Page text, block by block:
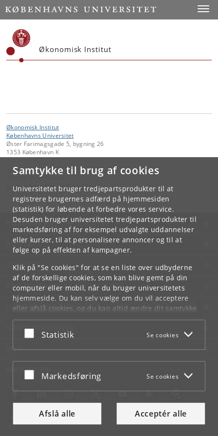
Samtykke til brug af cookies
Universitetet bruger tredjepartsprodukter til at
registrere brugernes adfærd på hjemmesiden
(statistik) for løbende at forbedre vores service.
Desuden bruger universitetet tredjepartsprodukter til
markedsføring af for eksempel udvalgte uddannelser
eller kurser, til at personalisere annoncer og til at
følge op på effekten af kampagner.
Klik på "Se cookies" for at se en liste over udbyderne
af de forskellige cookies, som kan blive gemt på din
computer eller mobil, når du bruger universitetets
hjemmeside. Du kan selv vælge om du vil acceptere
eller afslå cookies, og du kan altid ændre dit samtykke
underCookie- og privatlivspolitiksom du finder i
bunden af hver side.
Acceptér eller afslå
Statistik Se cookies
Acceptér eller afslå
Markedsføring Se cookies
Afslå alle Acceptér alle
Start
Økonomisk Institut
Økonomisk Institut
Københavns Universitet
Øster Farimagsgade 5, bygning 26
1353 København K
Kontakt:
Christel Brink Hansen
christel.brink.hansen@econ.ku .dk
KØBENHAVNS UNIVERSITET
KONTAKT
SERVICES
FOR STUDERENDE OG ANSATTE
JOB OG KARRIERE
NØDSITUATIONER
WEB
MØD KU PÅ